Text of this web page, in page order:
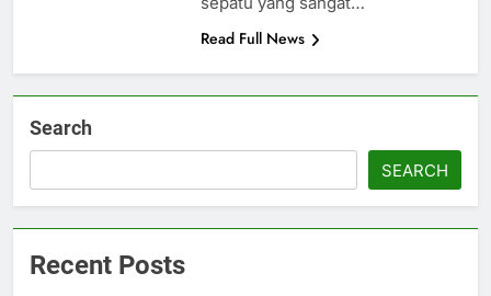
Read Full News
Search
SEARCH
Recent Posts